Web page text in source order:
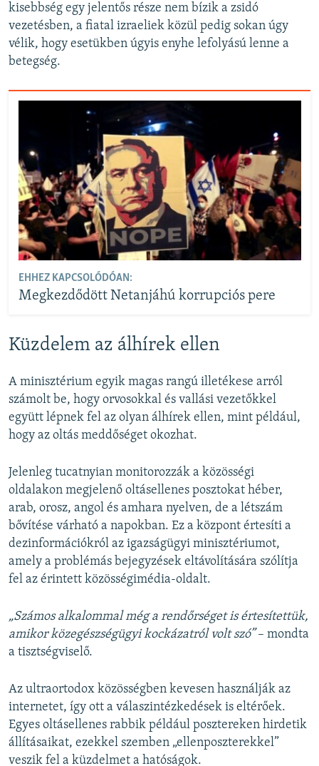
kisebbség egy jelentős része nem bízik a zsidó
vezetésben, a fiatal izraeliek közül pedig sokan úgy
vélik, hogy esetükben úgyis enyhe lefolyású lenne a
betegség.
EHHEZ KAPCSOLÓDÓAN:
Megkezdődött Netanjáhú korrupciós pere
Küzdelem az álhírek ellen
A minisztérium egyik magas rangú illetékese arról
számolt be, hogy orvosokkal és vallási vezetőkkel
együtt lépnek fel az olyan álhírek ellen, mint például,
hogy az oltás meddőséget okozhat.
Jelenleg tucatnyian monitorozzák a közösségi
oldalakon megjelenő oltásellenes posztokat héber,
arab, orosz, angol és amhara nyelven, de a létszám
bővítése várható a napokban. Ez a központ értesíti a
dezinformációkról az igazságügyi minisztériumot,
amely a problémás bejegyzések eltávolítására szólítja
fel az érintett közösségimédia-oldalt.
„Számos alkalommal még a rendőrséget is értesítettük,
amikor közegészségügyi kockázatról volt szó”– mondta
a tisztségviselő.
Az ultraortodox közösségben kevesen használják az
internetet, így ott a válaszintézkedések is eltérőek.
Egyes oltásellenes rabbik például posztereken hirdetik
állításaikat, ezekkel szemben „ellenposzterekkel”
veszik fel a küzdelmet a hatóságok.